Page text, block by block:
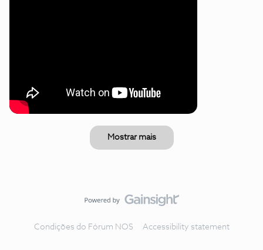
Mostrar mais
Condições do Fórum NOS Accessibility statement